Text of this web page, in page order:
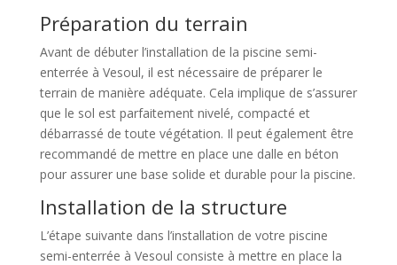
Préparation du terrain
Avant de débuter l’installation de la piscine semi-
enterrée à Vesoul, il est nécessaire de préparer le
terrain de manière adéquate. Cela implique de s’assurer
que le sol est parfaitement nivelé, compacté et
débarrassé de toute végétation. Il peut également être
recommandé de mettre en place une dalle en béton
pour assurer une base solide et durable pour la piscine.
Installation de la structure
L’étape suivante dans l’installation de votre piscine
semi-enterrée à Vesoul consiste à mettre en place la